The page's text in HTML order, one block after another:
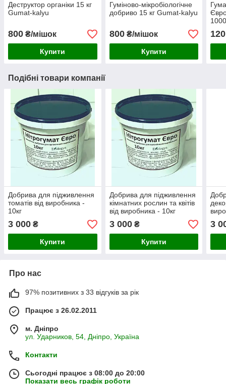
Деструктор органіки 15 кг
Gumat-kalyu
800 ₴/мішок
Купити
Гуміново-мікробіологічне
добриво 15 кг Gumat-kalyu
800₴/мішок
Купити
Подібні товари компанії
Добрива для підживлення
томатів від виробника -
10кг
3 000 ₴
Купити
Добрива для підживлення
кімнатних рослин та квітів
від виробника - 10кг
3 000₴
Купити
3
Про нас
97% позитивних з 33 відгуків за рік
Працює з 26.02.2011
м. Дніпро
ул. Ударников, 54, Дніпро, Україна
Контакти
Сьогодні працює з 08:00 до 20:00
Показати весь графік роботи